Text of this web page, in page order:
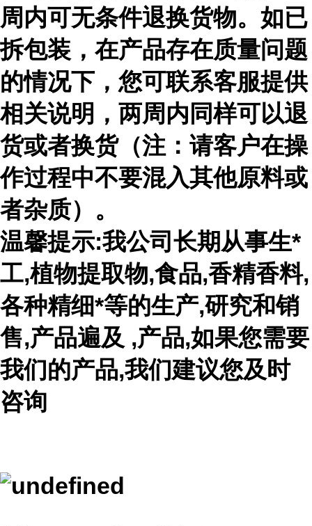
周内可无条件退换货物。如已
拆包装，在产品存在质量问题
的情况下，您可联系客服提供
相关说明，两周内同样可以退
货或者换货（注：请客户在操
作过程中不要混入其他原料或
者杂质）。
温馨提示:我公司长期从事生*
工,植物提取物,食品,香精香料,
各种精细*等的生产,研究和销
售,产品遍及 ,产品,如果您需要
我们的产品,我们建议您及时
咨询